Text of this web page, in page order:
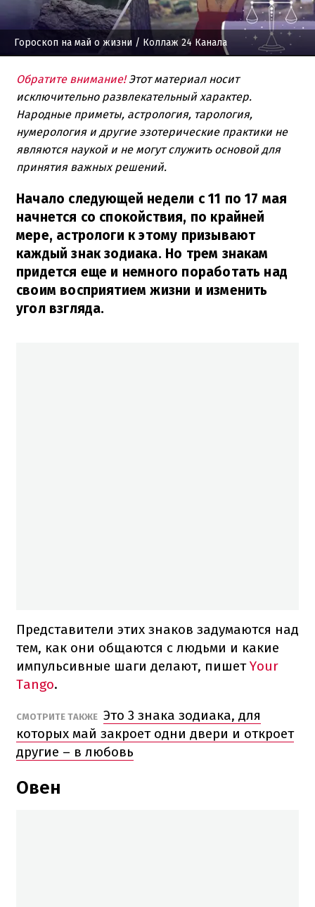
Гороскоп на май о жизни / Коллаж 24 Канала
Обратите внимание!Этот материал носит
исключительно развлекательный характер.
Народные приметы, астрология, тарология,
нумерология и другие эзотерические практики не
являются наукой и не могут служить основой для
принятия важных решений.
Начало следующей недели с 11 по 17 мая
начнется со спокойствия, по крайней
мере, астрологи к этому призывают
каждый знак зодиака. Но трем знакам
придется еще и немного поработать над
своим восприятием жизни и изменить
угол взгляда.
Представители этих знаков задумаются над
тем, как они общаются с людьми и какие
импульсивные шаги делают, пишетYour
Tango.
СМОТРИТЕ ТАКЖЕ Это 3 знака зодиака, для
которых май закроет одни двери и откроет
другие – в любовь
Овен